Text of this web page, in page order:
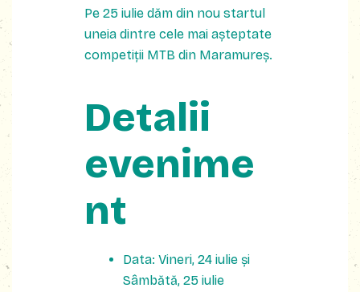
Pe 25 iulie dăm din nou startul
uneia dintre cele mai așteptate
competiții MTB din Maramureș.
Detalii
evenime
nt
Data: Vineri, 24 iulie și
Sâmbătă, 25 iulie